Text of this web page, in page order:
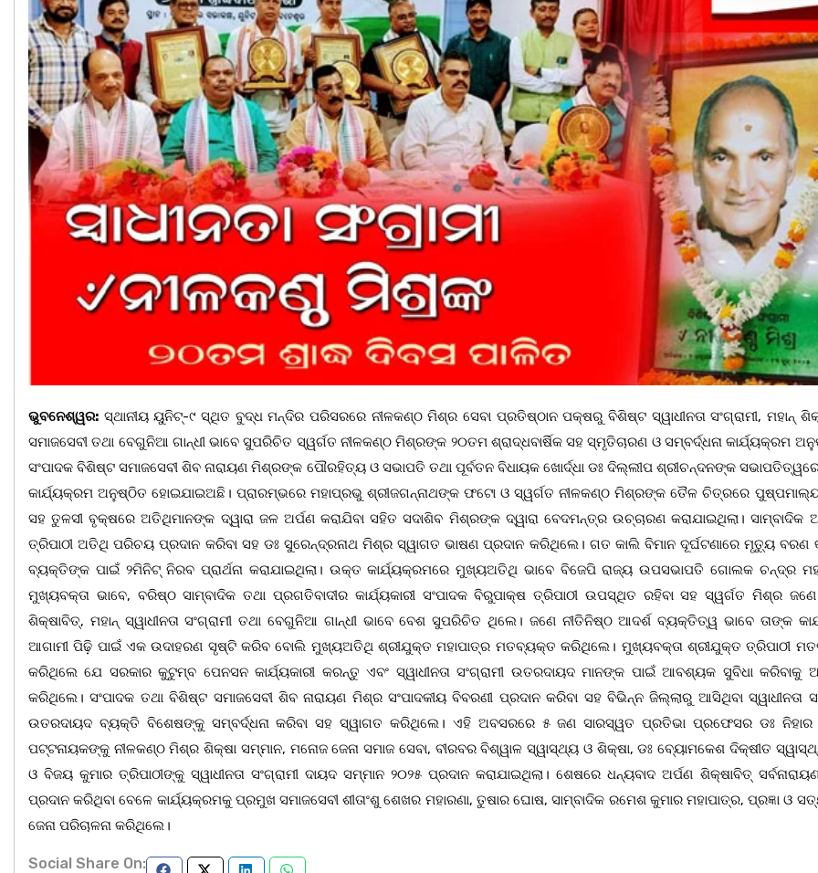
ଭୁବନେଶ୍ୱର: ସ୍ଥାନୀୟ ୟୁନିଟ୍‌-୯ ସ୍ଥିତ ବୁଦ୍ଧ ମନ୍ଦିର ପରିସରରେ ନୀଳକଣ୍ଠ ମିଶ୍ର ସେବା ପ୍ରତିଷ୍ଠାନ ପକ୍ଷରୁ ବିଶିଷ୍ଟ ସ୍ୱାଧୀନତା ସଂଗ୍ରାମୀ, ମହାନ୍
ସମାଜସେବୀ ତଥା ବେଗୁନିଆ ଗାନ୍ଧୀ ଭାବେ ସୁପରିଚିତ ସ୍ୱର୍ଗତ ନୀଳକଣ୍ଠ ମିଶ୍ରଙ୍କ ୨୦ତମ ଶ୍ରାଦ୍ଧବାର୍ଷିକ ସହ ସ୍ମୃତିଚାରଣ ଓ ସମ୍ବର୍ଦ୍ଧନା କାର୍ଯ୍ୟକ୍ରମ
ସଂପାଦକ ବିଶିଷ୍ଟ ସମାଜସେବୀ ଶିବ ନାରାୟଣ ମିଶ୍ରଙ୍କ ପୌରହିତ୍ୟ ଓ ସଭାପତି ତଥା ପୂର୍ବତନ ବିଧାୟକ ଖୋର୍ଦ୍ଧା ଡଃ ଦିଲ୍ଲୀପ ଶ୍ରୀଚନ୍ଦନଙ୍କ
କାର୍ଯ୍ୟକ୍ରମ ଅନୁଷ୍ଠିତ ହୋଇଯାଇଅଛି। ପ୍ରାରମ୍ଭରେ ମହାପ୍ରଭୁ ଶ୍ରୀଜଗନ୍ନାଥଙ୍କ ଫଟୋ ଓ ସ୍ୱର୍ଗତ ନୀଳକଣ୍ଠ ମିଶ୍ରଙ୍କ ତୈଳ ଚିତ୍ରରେ
ସହ ତୁଳସୀ ବୃକ୍ଷରେ ଅତିଥିମାନଙ୍କ ଦ୍ୱାରା ଜଳ ଅର୍ପଣ କରାଯିବା ସହିତ ସଦାଶିବ ମିଶ୍ରଙ୍କ ଦ୍ୱାରା ବେଦମନ୍ତ୍ର ଉଚ୍ଚାରଣ କରାଯାଇଥିଲା। ସାମ୍ବାଦିକ
ତ୍ରିପାଠୀ ଅତିଥି ପରିଚୟ ପ୍ରଦାନ କରିବା ସହ ଡଃ ସୁରେନ୍ଦ୍ରନାଥ ମିଶ୍ର ସ୍ୱାଗତ ଭାଷଣ ପ୍ରଦାନ କରିଥିଲେ। ଗତ କାଲି ବିମାନ ଦୂର୍ଘଟଣାରେ ମୃତ୍ୟୁ ବରଣ
ବ୍ୟକ୍ତିଙ୍କ ପାଇଁ ୨ମିନିଟ୍ ନିରବ ପ୍ରାର୍ଥନା କରାଯାଇଥିଲା। ଉକ୍ତ କାର୍ଯ୍ୟକ୍ରମରେ ମୁଖ୍ୟଅତିଥି ଭାବେ ବିଜେପି ରାଜ୍ୟ ଉପସଭାପତି ଗୋଲକ ଚନ୍ଦ୍ର
ମୁଖ୍ୟବକ୍ତା ଭାବେ, ବରିଷ୍ଠ ସାମ୍ବାଦିକ ତଥା ପ୍ରଗତିବାଦୀର କାର୍ଯ୍ୟକାରୀ ସଂପାଦକ ବିରୁପାକ୍ଷ ତ୍ରିପାଠୀ ଉପସ୍ଥିତ ରହିବା ସହ ସ୍ୱର୍ଗତ ମିଶ୍ର
ଶିକ୍ଷାବିତ୍‌, ମହାନ୍ ସ୍ୱାଧୀନତା ସଂଗ୍ରାମୀ ତଥା ବେଗୁନିଆ ଗାନ୍ଧୀ ଭାବେ ବେଶ ସୁପରିଚିତ ଥିଲେ। ଜଣେ ନୀତିନିଷ୍ଠ ଆଦର୍ଶ ବ୍ୟକ୍ତିତ୍ୱ ଭାବେ ତାଙ୍କ
ଆଗାମୀ ପିଢ଼ି ପାଇଁ ଏକ ଉଦାହରଣ ସୃଷ୍ଟି କରିବ ବୋଲି ମୁଖ୍ୟଅତିଥି ଶ୍ରୀଯୁକ୍ତ ମହାପାତ୍ର ମତବ୍ୟକ୍ତ କରିଥିଲେ। ମୁଖ୍ୟବକ୍ତା ଶ୍ରୀଯୁକ୍ତ ତ୍ରିପାଠୀ
କରିଥିଲେ ଯେ ସରକାର କୁଟୁମ୍ବ ପେନସନ କାର୍ଯ୍ୟକାରୀ କରନ୍ତୁ ଏବଂ ସ୍ୱାଧୀନତା ସଂଗ୍ରାମୀ ଉତରଦାୟଦ ମାନଙ୍କ ପାଇଁ ଆବଶ୍ୟକ ସୁବିଧା କରିବାକୁ
କରିଥିଲେ। ସଂପାଦକ ତଥା ବିଶିଷ୍ଟ ସମାଜସେବୀ ଶିବ ନାରାୟଣ ମିଶ୍ର ସଂପାଦକୀୟ ବିବରଣୀ ପ୍ରଦାନ କରିବା ସହ ବିଭିନ୍ନ ଜିଲ୍ଲାରୁ ଆସିଥିବା ସ୍ୱାଧୀନତା
ଉତରଦାୟଦ ବ୍ୟକ୍ତି ବିଶେଷଙ୍କୁ ସମ୍ବର୍ଦ୍ଧନା କରିବା ସହ ସ୍ୱାଗତ କରିଥିଲେ। ଏହି ଅବସରରେ ୫ ଜଣ ସାରସ୍ୱତ ପ୍ରତିଭା ପ୍ରଫେସର ଡଃ ନିହାର
ପଟ୍ଟନାୟକଙ୍କୁ ନୀଳକଣ୍ଠ ମିଶ୍ର ଶିକ୍ଷା ସମ୍ମାନ, ମନୋଜ ଜେନା ସମାଜ ସେବା, ବୀରବର ବିଶ୍ୱାଳ ସ୍ୱାସ୍ଥ୍ୟ ଓ ଶିକ୍ଷା, ଡଃ ବ୍ୟୋମକେଶ ଦିକ୍ଷୀତ
ଓ ବିଜୟ କୁମାର ତ୍ରିପାଠୀଙ୍କୁ ସ୍ୱାଧୀନତା ସଂଗ୍ରାମୀ ଦାୟଦ ସମ୍ମାନ ୨୦୨୫ ପ୍ରଦାନ କରାଯାଇଥିଲା। ଶେଷରେ ଧନ୍ୟବାଦ ଅର୍ପଣ ଶିକ୍ଷାବିତ୍
ପ୍ରଦାନ କରିଥିବା ବେଳେ କାର୍ଯ୍ୟକ୍ରମକୁ ପ୍ରମୁଖ ସମାଜସେବୀ ଶୀତାଂଶୁ ଶେଖର ମହାରଣା, ତୁଷାର ଘୋଷ, ସାମ୍ବାଦିକ ରମେଶ କୁମାର ମହାପାତ୍ର, ପ୍ରଜ୍ଞା ଓ
ଜେନା ପରିଚାଳନା କରିଥିଲେ।
Social Share On: